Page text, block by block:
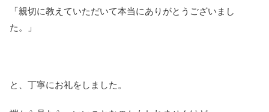
「親切に教えていただいて本当にありがとうございまし
た。」
と、丁寧にお礼をしました。